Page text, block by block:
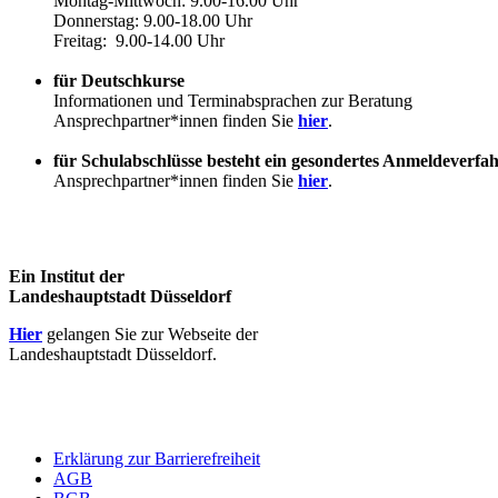
Donnerstag: 9.00-18.00 Uhr
Freitag: 9.00-14.00 Uhr
für Deutschkurse
Informationen und Terminabsprachen zur Beratung
Ansprechpartner*innen finden Sie hier.
für Schulabschlüsse besteht ein gesondertes
Ansprechpartner*innen finden Sie hier.
Ein Institut der
Landeshauptstadt Düsseldorf
Hier gelangen Sie zur Webseite der
Landeshauptstadt Düsseldorf.
Erklärung zur Barrierefreiheit
AGB